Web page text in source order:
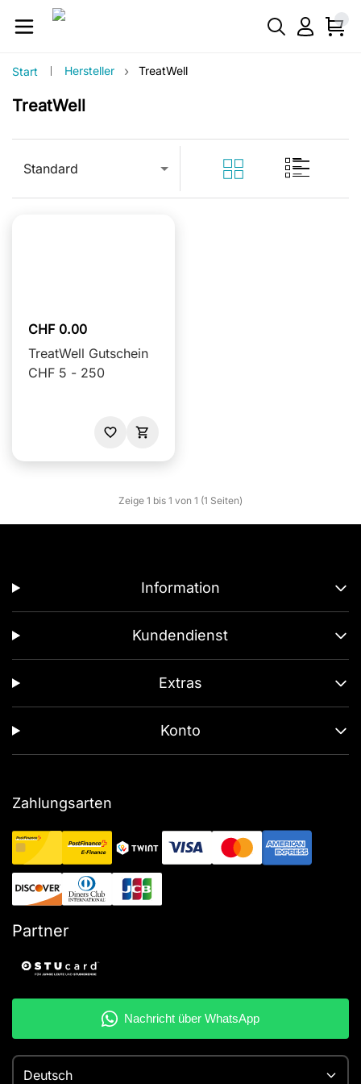
Start Hersteller › TreatWell
TreatWell
Standard
CHF 0.00
TreatWell Gutschein
CHF 5 - 250
Zeige 1 bis 1 von 1 (1 Seiten)
Information
Kundendienst
Extras
Konto
Zahlungsarten
Partner
Deutsch